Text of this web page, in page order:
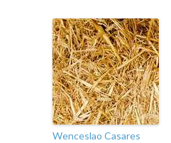
Wenceslao Casares